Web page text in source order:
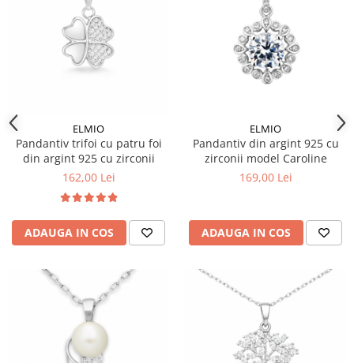
ELMIO
Pandantiv trifoi cu patru foi
din argint 925 cu zirconii
162,00 Lei
ADAUGA IN COS
ELMIO
Pandantiv din argint 925 cu
zirconii model Caroline
169,00 Lei
ADAUGA IN COS